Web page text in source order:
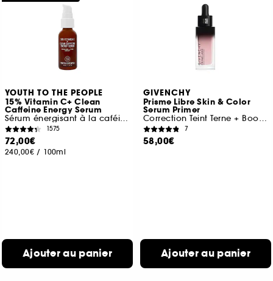
YOUTH TO THE PEOPLE
15% Vitamin C+ Clean
Caffeine Energy Serum
Sérum énergisant à la caféine
1575
72,00€
240,00€ / 100ml
Ajouter au panier
GIVENCHY
Prisme Libre Skin & Color
Serum Primer
Correction Teint Terne + Booster Eclat
7
58,00€
Ajouter au panier